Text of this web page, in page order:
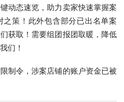
动态速览，助力卖家快速掌握案
策！此外包含部分已出名单案
获取！需要组团报团取暖，降低
们！
制令，涉案店铺的账户资金已被